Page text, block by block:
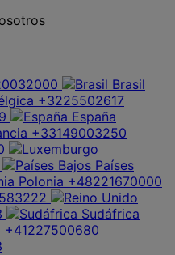
Brasil
+3225502617
España
+33149003250
Países
Polonia +48221670000
Sudáfrica
+41227500680